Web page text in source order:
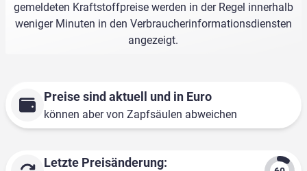
gemeldeten Kraftstoffpreise werden in der Regel innerhalb
weniger Minuten in den Verbraucherinformationsdiensten
angezeigt.
Preise sind aktuell und in Euro
können aber von Zapfsäulen abweichen
Letzte Preisänderung: